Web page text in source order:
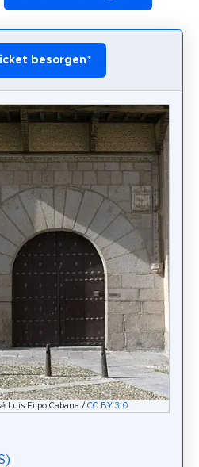
besorgen*
Luis Filpo Cabana /CC BY 3.0